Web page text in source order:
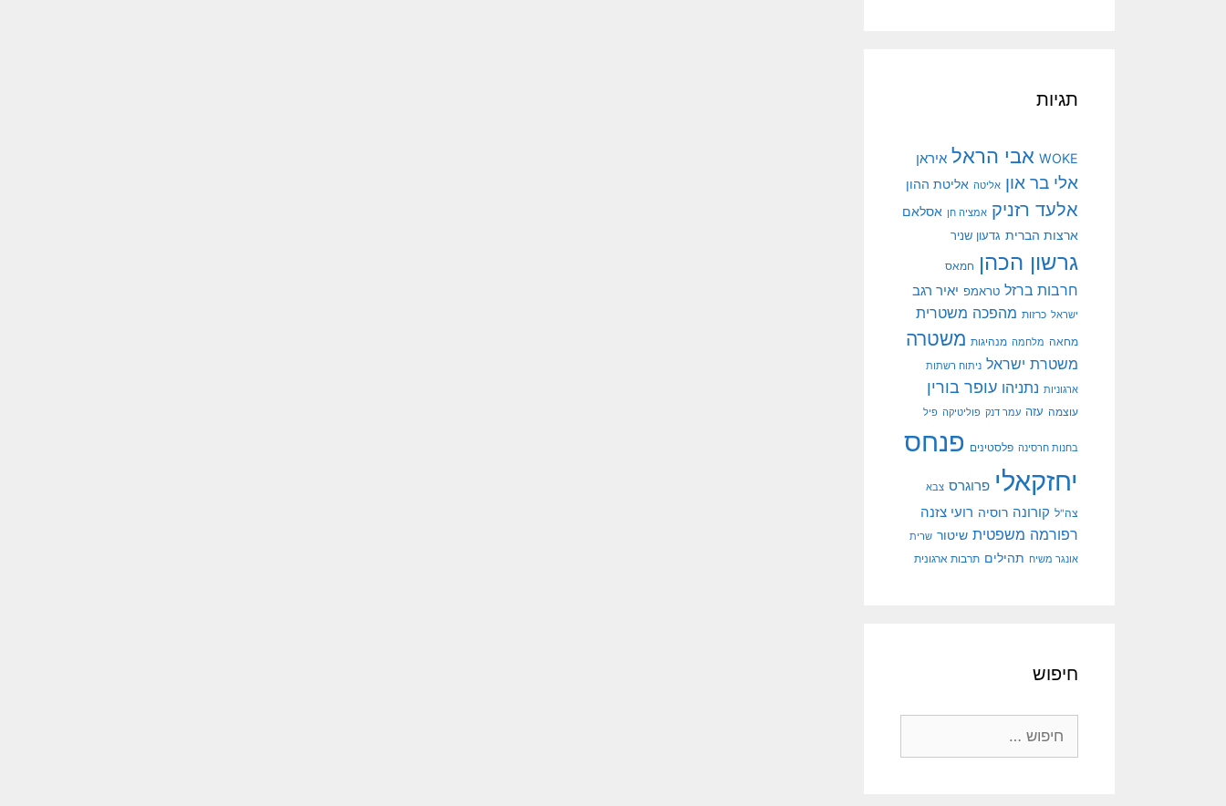
תגיות
WOKE אבי הראל איראן
אלי בר און אליטה אליטת ההון
אלעד רזניק אמציה חן אסלאם
ארצות הברית גדעון שניר
גרשון הכהן חמאס
חרבות ברזל טראמפ יאיר רגב
ישראל כרזות מהפכה משטרית
מחאה מלחמה מנהיגות משטרה
משטרת ישראל ניתוח רשתות
ארגוניות נתניהו עופר בורין
עוצמה עזה עמר דנק פוליטיקה פיל
בחנות חרסינה פלסטינים פנחס
יחזקאלי פרוגרס צבא
צה"ל קורונה רוסיה רועי צזנה
רפורמה משפטית שיטור שרית
אונגר משיח תהילים תרבות ארגונית
חיפוש